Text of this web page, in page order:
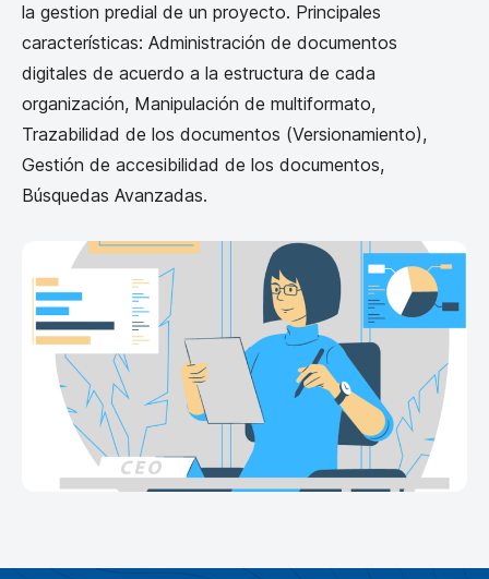
la gestion predial de un proyecto. Principales
características: Administración de documentos
digitales de acuerdo a la estructura de cada
organización, Manipulación de multiformato,
Trazabilidad de los documentos (Versionamiento),
Gestión de accesibilidad de los documentos,
Búsquedas Avanzadas.